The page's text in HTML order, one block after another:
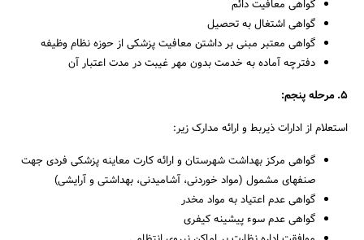
گواهی معافیت دائم
گواهی اشتغال به تحصیل
گواهی معتبر مبنی بر داشتن معافیت پزشکی از حوزه نظام وظیفه
دفترچه آماده به خدمت بدون مهر غیبت در مدت اعتبار آن
۵. مرحله پنجم:
استعلام از ادارات ذیربط و ارائه مدارک زیر:
گواهی مرکز بهداشت شهرستان و ارائه کارت معاینه پزشکی فردی جهت
صنف‎های مشمول (مواد خوردنی، آشامیدنی، بهداشتی و آرایشی)
گواهی عدم اعتیاد به مواد مخدر
گواهی عدم سوء پیشینه کیفری